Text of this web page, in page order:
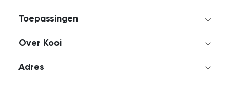
Toepassingen
Over Kooi
Adres